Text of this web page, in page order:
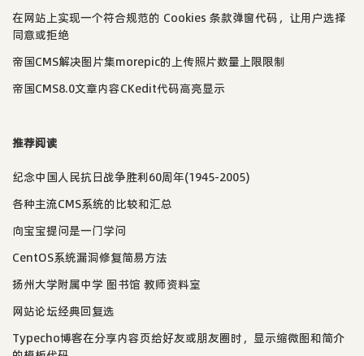
在网站上实现一个符合规范的 Cookies 条款弹窗代码，让用户选择
同意或拒绝
帝国CMS解决图片集morepic的上传照片数量上限限制
帝国CMS8.0文章内容CKedit代码高亮显示
推荐阅读
纪念中国人民抗日战争胜利60周年(1945-2005)
各种主流CMS系统的比较和汇总
向宝宝提问是一门学问
CentOS系统漏洞修复简易方法
扬州大学附属中学 图书馆 教师资料室
网站论坛经典回复选
Typecho博客在分享内容页给好友或朋友圈时，显示缩微图和简介